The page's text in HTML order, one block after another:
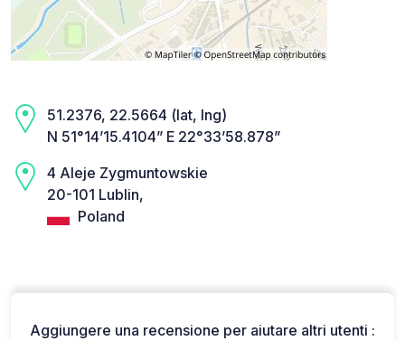
51.2376, 22.5664 (lat, lng)
N 51°14’15.4104” E 22°33’58.878”
4 Aleje Zygmuntowskie
20-101 Lublin,
Poland
Aggiungere una recensione per aiutare altri utenti :